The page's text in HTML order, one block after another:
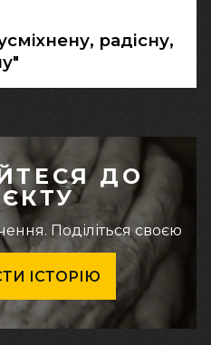
радісну,
ДО
Поділіться своєю
ІСТОРІЮ